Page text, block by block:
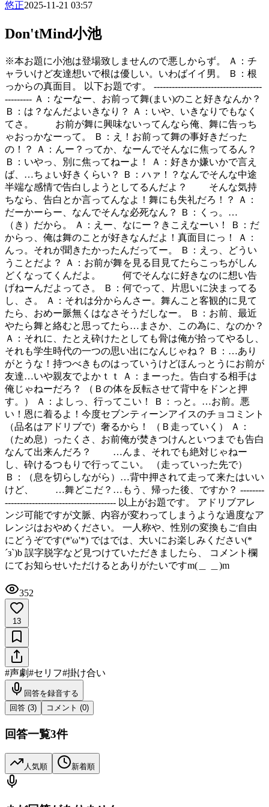
悠正2025-11-21 03:57
Don'tMind小池
※本お題に小池は登場致しませんので悪しからず。 Ａ：チ
ャラいけど友達想いで根は優しい。いわばイイ男。 Ｂ：根
っからの真面目。 以下お題です。 ------------------------------------
--------- Ａ：なーなー、お前って舞(まい)のこと好きなんか？
Ｂ：は？なんだよいきなり？ Ａ：いや、いきなりでもなく
てさ。 お前が舞に興味ないってんなら俺、舞に告っち
ゃおっかなーって。 Ｂ：え！お前って舞の事好きだった
の！？ Ａ：んー？ってか、なーんでそんなに焦ってるん？
Ｂ：いやっ、別に焦ってねーよ！ Ａ：好きか嫌いかで言え
ば、…ちょい好きくらい？ Ｂ：ハァ！？なんでそんな中途
半端な感情で告白しようとしてるんだよ？ そんな気持
ちなら、告白とか言ってんなよ！舞にも失礼だろ！？ Ａ：
だーかーらー、なんでそんな必死なん？ Ｂ：くっ。…
（き）だから。 Ａ：えー、なにー？きこえなーい！ Ｂ：だ
からっ、俺は舞のことが好きなんだよ！真面目にっ！ Ａ：
んっ。それが聞きたかったんだってー。 Ｂ：えっ、どうい
うことだよ？ Ａ：お前が舞を見る目見てたらこっちがしん
どくなってくんだよ。 何でそんなに好きなのに想い告
げねーんだよってさ。 Ｂ：何でって、片思いに決まってる
し、さ。 Ａ：それは分からんさー。舞んこと客観的に見て
たら、おめー脈無くはなさそうだしなー。 Ｂ：お前、最近
やたら舞と絡むと思ってたら…まさか、この為に、なのか？
Ａ：それに、たとえ砕けたとしても骨は俺が拾ってやるし、
それも学生時代の一つの思い出になんじゃね？ Ｂ：…あり
がとうな！持つべきものはっていうけどほんっとうにお前が
友達…いや親友でよかｔｔ Ａ：まーった。告白する相手は
俺じゃねーだろ？ （Ｂの体を反転させて背中をドンと押
す。） Ａ：よしっ、行ってこい！ Ｂ：っと。…お前。悪
い！恩に着るよ！今度セブンティーンアイスのチョコミント
（品名はアドリブで）奢るから！ （Ｂ走っていく） Ａ：
（ため息）ったくさ、お前俺が焚きつけんといつまでも告白
なんて出来んだろ？ …んま、それでも絶対じゃねー
し、砕けるつもりで行ってこい。 （走っていった先で）
Ｂ：（息を切らしながら）…背中押されて走って来たはいい
けど、 …舞どこだ？…もう、帰った後、ですか？ --------
------------------------------------- 以上がお題です。 アドリブアレ
ンジ可能ですが文脈、内容が変わってしまうような過度なア
レンジはおやめください。 一人称や、性別の変換もご自由
にどうぞです(*'ω'*) ではでは、大いにお楽しみください(*
´з`)b 誤字脱字など見つけていただきましたら、 コメント欄
にてお知らせいただけるとありがたいですm(＿ ＿)m
352
13
#声劇#セリフ#掛け合い
回答を録音する
回答 (3) コメント (0)
回答一覧3件
人気順 新着順